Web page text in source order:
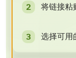
将链接粘
选择可用